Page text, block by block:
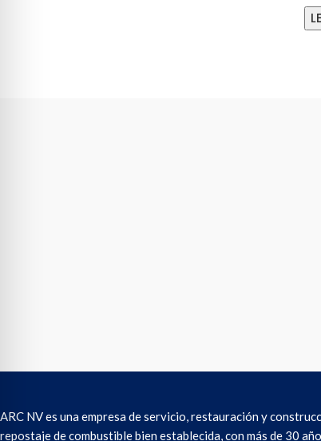
ARC NV es una empresa de servicio, restauración y
repostaje de combustible bien establecida, con más de 30